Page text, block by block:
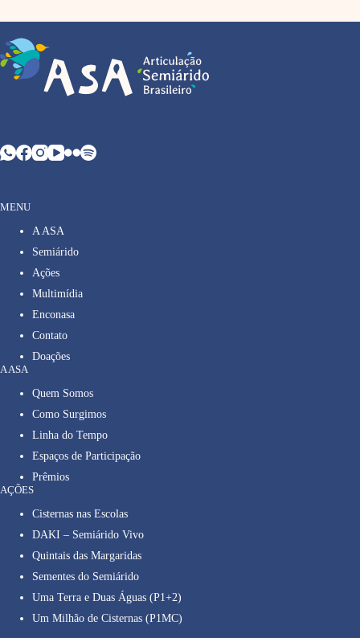
MENU
A ASA
Semiárido
Ações
Multimídia
Enconasa
Contato
Doações
A ASA
Quem Somos
Como Surgimos
Linha do Tempo
Espaços de Participação
Prêmios
AÇÕES
Cisternas nas Escolas
DAKI – Semiárido Vivo
Quintais das Margaridas
Sementes do Semiárido
Uma Terra e Duas Águas (P1+2)
Um Milhão de Cisternas (P1MC)